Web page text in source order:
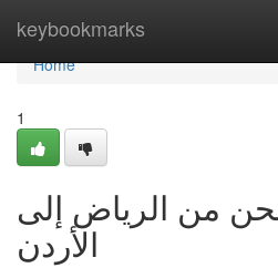
keybookmarks
Home
Home
1
من الرياض إلى
الأردن